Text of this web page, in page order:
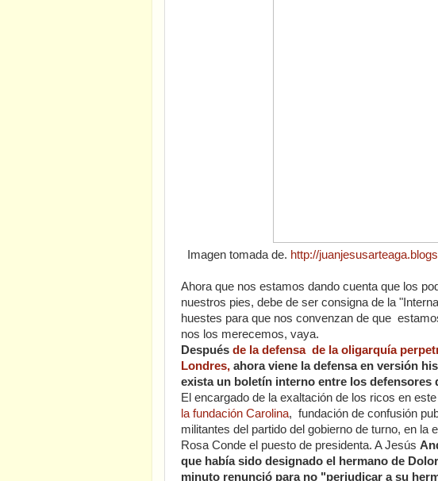
Imagen tomada de. http://
Ahora que nos estamos dando cuenta que los
nuestros pies, debe de ser consigna de la
huestes para que nos convenzan de que
nos los merecemos, vaya.
Después de la defensa de la oligarquía
Londres, ahora viene la defensa en versión
exista un boletín interno entre los defensores
El encargado de la exaltación de los ricos en
la fundación Carolina, fundación de confusión
militantes del partido del gobierno de turno, en la
Rosa Conde el puesto de presidenta. A Jesús
que había sido designado el hermano de
minuto renunció para no "perjudicar a su